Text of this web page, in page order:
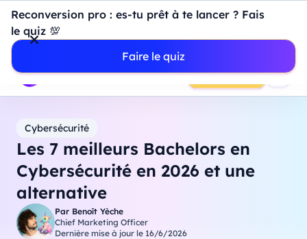
Reconversion pro : es-tu prêt à te lancer ? Fais
le quiz 💯
Faire le quiz
Introduction à Power BI : construisez votre premier
dashboard de A à Z
- Mardi 11 Août
18h00
Professionnels
Étudiants Parents Entreprises
Prendre RDV
Cybersécurité
Les 7 meilleurs Bachelors en
Cybersécurité en 2026 et une
alternative
Par Benoît Yèche
Chief Marketing Officer
Dernière mise à jour le 16/6/2026